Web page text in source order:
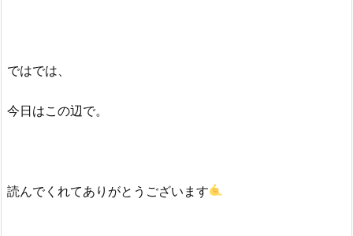
ではでは、
今日はこの辺で。
読んでくれてありがとうございます